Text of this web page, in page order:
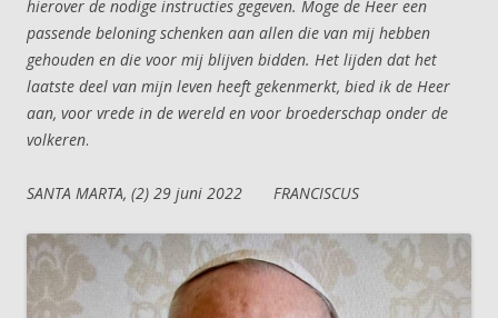
hierover de nodige instructies gegeven. Moge de Heer een
passende beloning schenken aan allen die van mij hebben
gehouden en die voor mij blijven bidden. Het lijden dat het
laatste deel van mijn leven heeft gekenmerkt, bied ik de Heer
aan, voor vrede in de wereld en voor broederschap onder de
volkeren.
SANTA MARTA, (2) 29 juni 2022 FRANCISCUS